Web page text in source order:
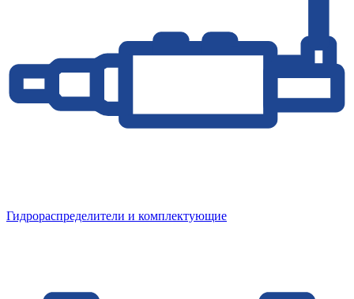
Гидрораспределители и комплектующие